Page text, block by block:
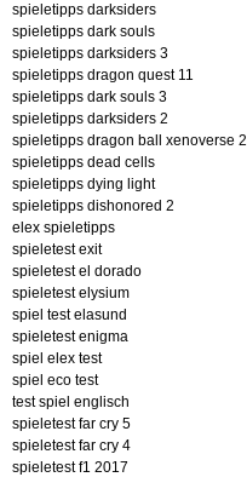
spieletipps darksiders
spieletipps dark souls
spieletipps darksiders 3
spieletipps dragon quest 11
spieletipps dark souls 3
spieletipps darksiders 2
spieletipps dragon ball xenoverse 2
spieletipps dead cells
spieletipps dying light
spieletipps dishonored 2
elex spieletipps
spieletest exit
spieletest el dorado
spieletest elysium
spiel test elasund
spieletest enigma
spiel elex test
spiel eco test
test spiel englisch
spieletest far cry 5
spieletest far cry 4
spieletest f1 2017